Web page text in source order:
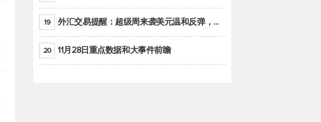
19 外汇交易提醒：超级周来袭美元温和反弹，警惕筑底可能性
20 11月28日重点数据和大事件前瞻